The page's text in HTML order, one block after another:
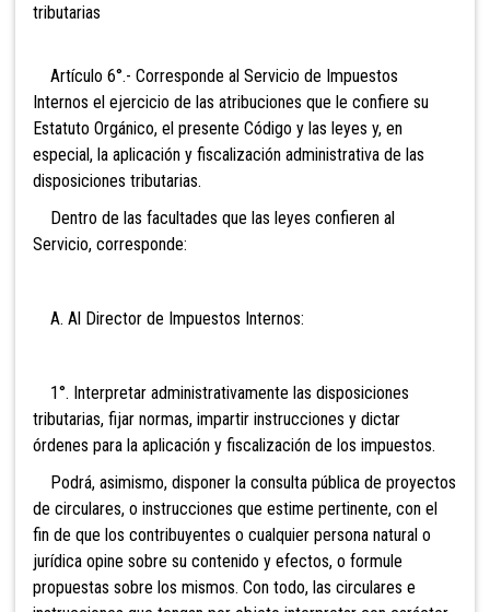
tributarias
Artículo 6°.- Corresponde al Servicio de Impuestos
Internos el ejercicio de las atribuciones que le confiere su
Estatuto Orgánico, el presente Código y las leyes y, en
especial, la aplicación y fiscalización administrativa de las
disposiciones tributarias.
Dentro de las facultades que las leyes confieren al
Servicio, corresponde:
A. Al Director de Impuestos Internos:
1°. Interpretar administrativamente las disposiciones
tributarias, fijar normas, impartir instrucciones y dictar
órdenes para la aplicación y fiscalización de los impuestos.
Podrá, asimismo, disponer la consulta pública de proyectos
de circulares, o instrucciones que estime pertinente, con el
fin de que los contribuyentes o cualquier persona natural o
jurídica opine sobre su contenido y efectos, o formule
propuestas sobre los mismos. Con todo, las circulares e